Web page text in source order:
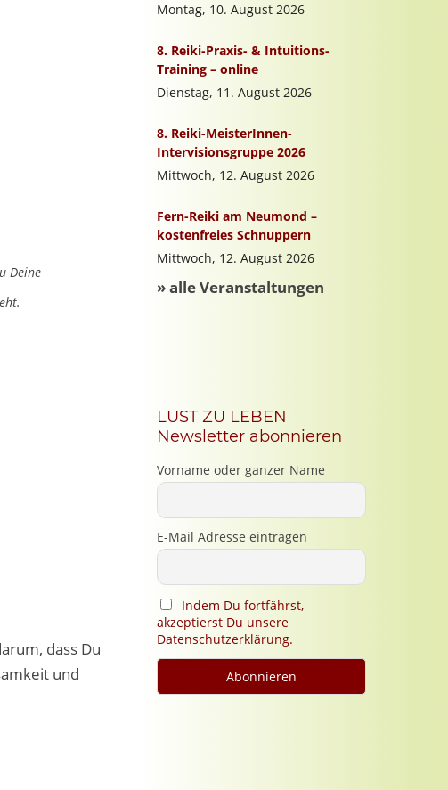
Deine
dass Du
und
LUST ZU LEBEN
Newsletter abonnieren
Vorname oder ganzer Name
E-Mail Adresse eintragen
Indem Du fortfährst,
akzeptierst Du unsere
Datenschutzerklärung.